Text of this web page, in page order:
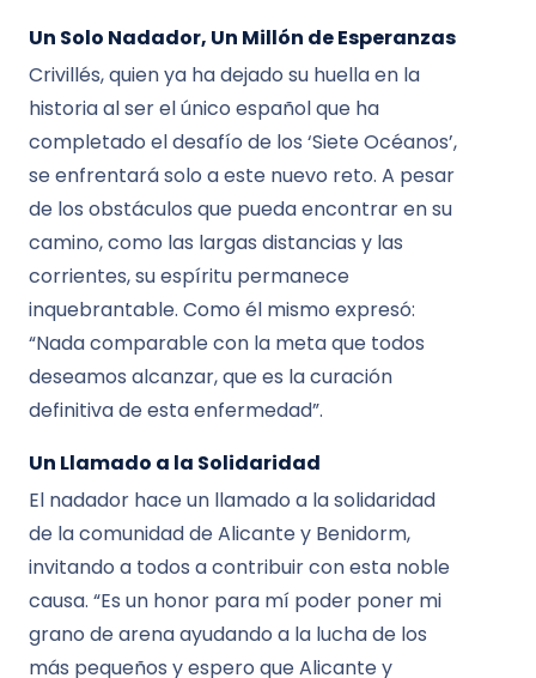
Un Solo Nadador, Un Millón de Esperanzas
Crivillés, quien ya ha dejado su huella en la
historia al ser el único español que ha
completado el desafío de los ‘Siete Océanos’,
se enfrentará solo a este nuevo reto. A pesar
de los obstáculos que pueda encontrar en su
camino, como las largas distancias y las
corrientes, su espíritu permanece
inquebrantable. Como él mismo expresó:
“Nada comparable con la meta que todos
deseamos alcanzar, que es la curación
definitiva de esta enfermedad”.
Un Llamado a la Solidaridad
El nadador hace un llamado a la solidaridad
de la comunidad de Alicante y Benidorm,
invitando a todos a contribuir con esta noble
causa. “Es un honor para mí poder poner mi
grano de arena ayudando a la lucha de los
más pequeños y espero que Alicante y